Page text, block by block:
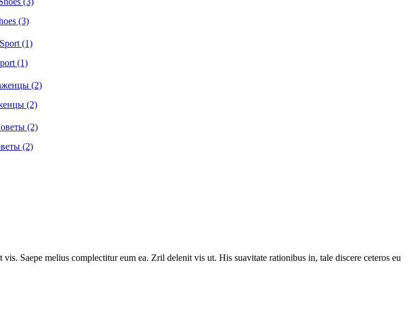
(3)
(1)
(2)
(2)
Saepe melius complectitur eum ea. Zril delenit vis ut. His suavitate rationibus in, tale discere ceteros eu